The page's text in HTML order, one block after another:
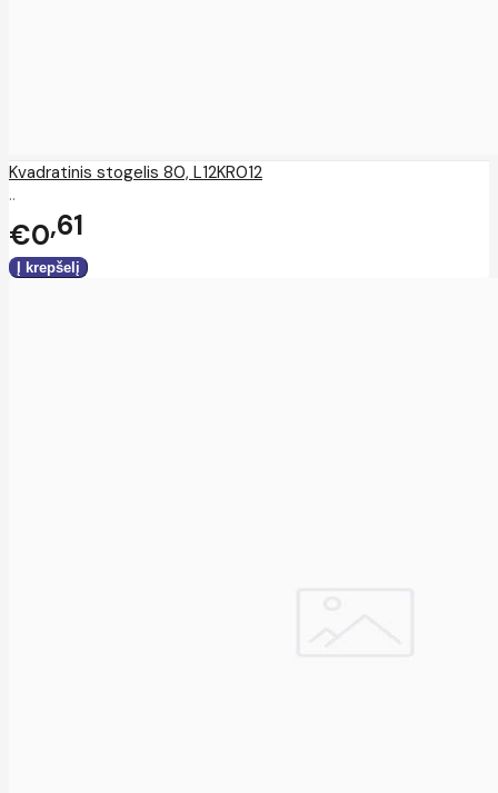
Kvadratinis stogelis 80, L12KR012
..
€0 61